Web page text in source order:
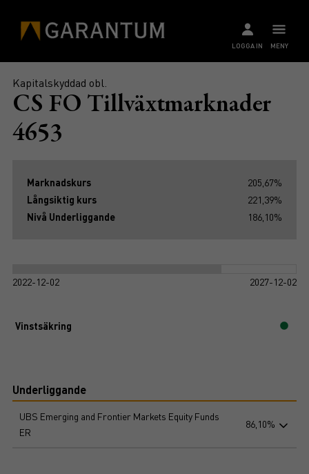
MENY
LOGGA IN
Kapitalskyddad obl.
CS FO Tillväxtmarknader
4653
Marknadskurs
205,67%
Långsiktig kurs
221,39%
Nivå Underliggande
186,10%
2022-12-02 2027-12-02
Vinstsäkring
Underliggande
UBS Emerging and Frontier Markets Equity Funds
ER
86,10%